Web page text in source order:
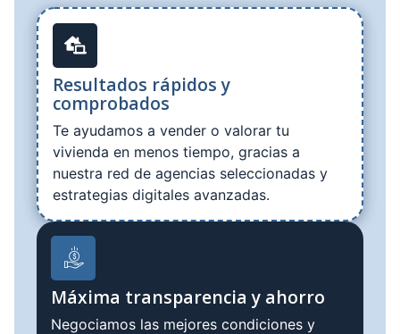
Resultados rápidos y
comprobados
Te ayudamos a vender o valorar tu
vivienda en menos tiempo, gracias a
nuestra red de agencias seleccionadas y
estrategias digitales avanzadas.
Máxima transparencia y ahorro
Negociamos las mejores condiciones y